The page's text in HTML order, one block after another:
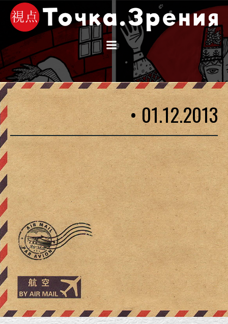
Перейти
к
содержимому
• 01.12.2013